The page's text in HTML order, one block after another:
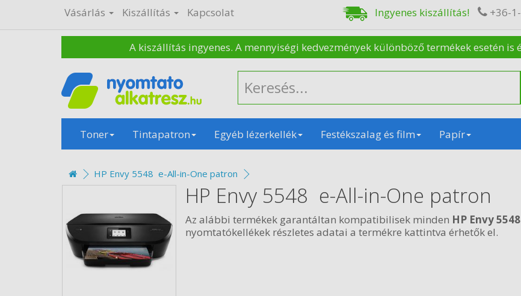
Vásárlás Kiszállítás Kapcsolat Ingyenes kiszállítás! +36-
A kiszállítás ingyenes. A mennyiségi kedvezmények különböző termékek esetén is
Toner Tintapatron Egyéb lézerkellék Festékszalag és film Papír
HP Envy 5548 e-All-in-One patron
HP Envy 5548 e-All-in-One patron
Az alábbi termékek garantáltan kompatibilisek minden HP Envy
nyomtatókellékek részletes adatai a termékre kattintva érhetők el.